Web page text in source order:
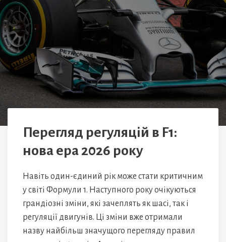
Перегляд регуляцій в F1:
нова ера 2026 року
Навіть один-єдиний рік може стати критичним
у світі Формули 1. Наступного року очікуються
грандіозні зміни, які зачеплять як шасі, так і
регуляції двигунів. Ці зміни вже отримали
назву найбільш значущого перегляду правил